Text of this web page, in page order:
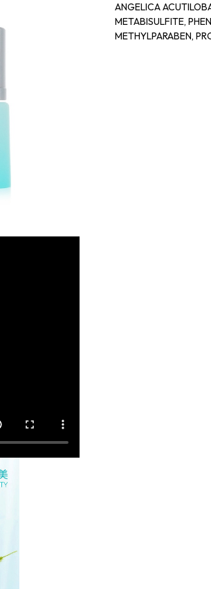
ANGELICA
METABISULFITE,
METHYLPARABEN,